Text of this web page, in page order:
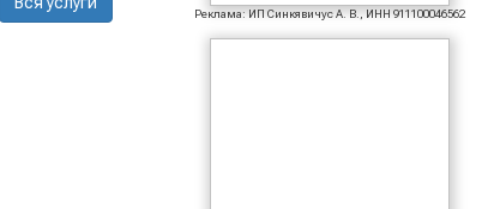
Реклама: ИП Синкявичус А. В., ИНН 911100046562